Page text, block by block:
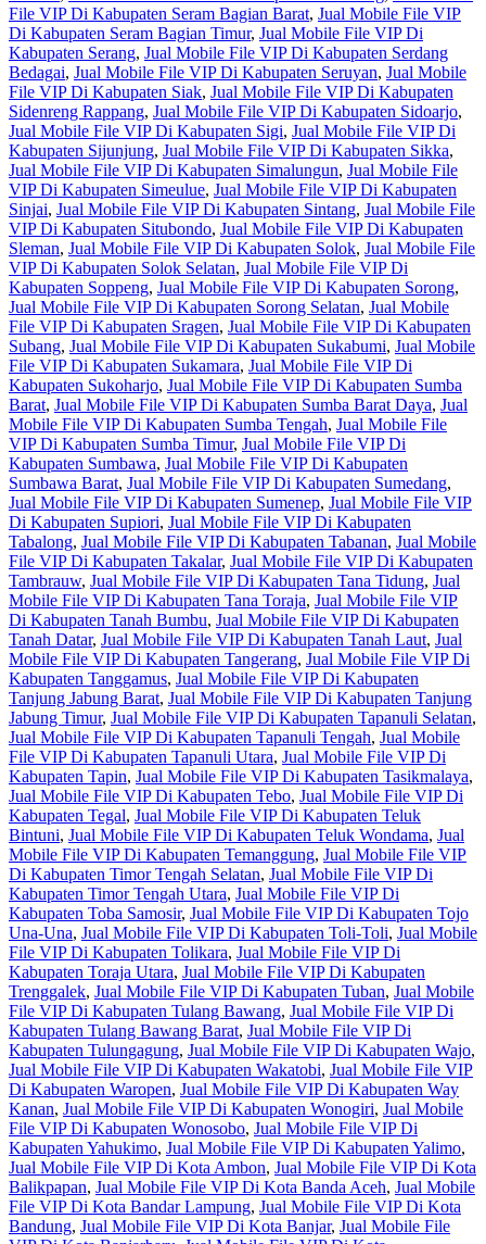
File VIP Di Kabupaten Seram Bagian Barat, Jual Mobile File VIP
Di Kabupaten Seram Bagian Timur, Jual Mobile File VIP Di
Kabupaten Serang, Jual Mobile File VIP Di Kabupaten Serdang
Bedagai, Jual Mobile File VIP Di Kabupaten Seruyan, Jual Mobile
File VIP Di Kabupaten Siak, Jual Mobile File VIP Di Kabupaten
Sidenreng Rappang, Jual Mobile File VIP Di Kabupaten Sidoarjo,
Jual Mobile File VIP Di Kabupaten Sigi, Jual Mobile File VIP Di
Kabupaten Sijunjung, Jual Mobile File VIP Di Kabupaten Sikka,
Jual Mobile File VIP Di Kabupaten Simalungun, Jual Mobile File
VIP Di Kabupaten Simeulue, Jual Mobile File VIP Di Kabupaten
Sinjai, Jual Mobile File VIP Di Kabupaten Sintang, Jual Mobile File
VIP Di Kabupaten Situbondo, Jual Mobile File VIP Di Kabupaten
Sleman, Jual Mobile File VIP Di Kabupaten Solok, Jual Mobile File
VIP Di Kabupaten Solok Selatan, Jual Mobile File VIP Di
Kabupaten Soppeng, Jual Mobile File VIP Di Kabupaten Sorong,
Jual Mobile File VIP Di Kabupaten Sorong Selatan, Jual Mobile
File VIP Di Kabupaten Sragen, Jual Mobile File VIP Di Kabupaten
Subang, Jual Mobile File VIP Di Kabupaten Sukabumi, Jual Mobile
File VIP Di Kabupaten Sukamara, Jual Mobile File VIP Di
Kabupaten Sukoharjo, Jual Mobile File VIP Di Kabupaten Sumba
Barat, Jual Mobile File VIP Di Kabupaten Sumba Barat Daya, Jual
Mobile File VIP Di Kabupaten Sumba Tengah, Jual Mobile File
VIP Di Kabupaten Sumba Timur, Jual Mobile File VIP Di
Kabupaten Sumbawa, Jual Mobile File VIP Di Kabupaten
Sumbawa Barat, Jual Mobile File VIP Di Kabupaten Sumedang,
Jual Mobile File VIP Di Kabupaten Sumenep, Jual Mobile File VIP
Di Kabupaten Supiori, Jual Mobile File VIP Di Kabupaten
Tabalong, Jual Mobile File VIP Di Kabupaten Tabanan, Jual Mobile
File VIP Di Kabupaten Takalar, Jual Mobile File VIP Di Kabupaten
Tambrauw, Jual Mobile File VIP Di Kabupaten Tana Tidung, Jual
Mobile File VIP Di Kabupaten Tana Toraja, Jual Mobile File VIP
Di Kabupaten Tanah Bumbu, Jual Mobile File VIP Di Kabupaten
Tanah Datar, Jual Mobile File VIP Di Kabupaten Tanah Laut, Jual
Mobile File VIP Di Kabupaten Tangerang, Jual Mobile File VIP Di
Kabupaten Tanggamus, Jual Mobile File VIP Di Kabupaten
Tanjung Jabung Barat, Jual Mobile File VIP Di Kabupaten Tanjung
Jabung Timur, Jual Mobile File VIP Di Kabupaten Tapanuli Selatan,
Jual Mobile File VIP Di Kabupaten Tapanuli Tengah, Jual Mobile
File VIP Di Kabupaten Tapanuli Utara, Jual Mobile File VIP Di
Kabupaten Tapin, Jual Mobile File VIP Di Kabupaten Tasikmalaya,
Jual Mobile File VIP Di Kabupaten Tebo, Jual Mobile File VIP Di
Kabupaten Tegal, Jual Mobile File VIP Di Kabupaten Teluk
Bintuni, Jual Mobile File VIP Di Kabupaten Teluk Wondama, Jual
Mobile File VIP Di Kabupaten Temanggung, Jual Mobile File VIP
Di Kabupaten Timor Tengah Selatan, Jual Mobile File VIP Di
Kabupaten Timor Tengah Utara, Jual Mobile File VIP Di
Kabupaten Toba Samosir, Jual Mobile File VIP Di Kabupaten Tojo
Una-Una, Jual Mobile File VIP Di Kabupaten Toli-Toli, Jual Mobile
File VIP Di Kabupaten Tolikara, Jual Mobile File VIP Di
Kabupaten Toraja Utara, Jual Mobile File VIP Di Kabupaten
Trenggalek, Jual Mobile File VIP Di Kabupaten Tuban, Jual Mobile
File VIP Di Kabupaten Tulang Bawang, Jual Mobile File VIP Di
Kabupaten Tulang Bawang Barat, Jual Mobile File VIP Di
Kabupaten Tulungagung, Jual Mobile File VIP Di Kabupaten Wajo,
Jual Mobile File VIP Di Kabupaten Wakatobi, Jual Mobile File VIP
Di Kabupaten Waropen, Jual Mobile File VIP Di Kabupaten Way
Kanan, Jual Mobile File VIP Di Kabupaten Wonogiri, Jual Mobile
File VIP Di Kabupaten Wonosobo, Jual Mobile File VIP Di
Kabupaten Yahukimo, Jual Mobile File VIP Di Kabupaten Yalimo,
Jual Mobile File VIP Di Kota Ambon, Jual Mobile File VIP Di Kota
Balikpapan, Jual Mobile File VIP Di Kota Banda Aceh, Jual Mobile
File VIP Di Kota Bandar Lampung, Jual Mobile File VIP Di Kota
Bandung, Jual Mobile File VIP Di Kota Banjar, Jual Mobile File